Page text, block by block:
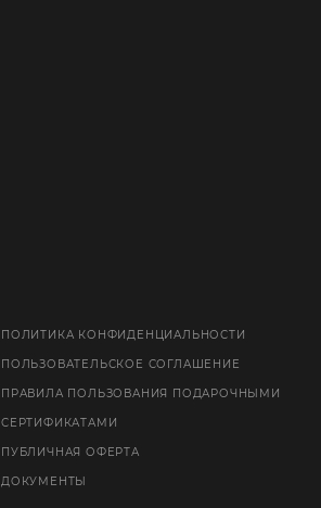
ПОЛИТИКА КОНФИДЕНЦИАЛЬНОСТИ
ПОЛЬЗОВАТЕЛЬСКОЕ СОГЛАШЕНИЕ
ПРАВИЛА ПОЛЬЗОВАНИЯ ПОДАРОЧНЫМИ
СЕРТИФИКАТАМИ
ПУБЛИЧНАЯ ОФЕРТА
ДОКУМЕНТЫ